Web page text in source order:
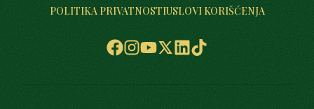
POLITIKA PRIVATNOSTIUSLOVI KORIŠĆENJA